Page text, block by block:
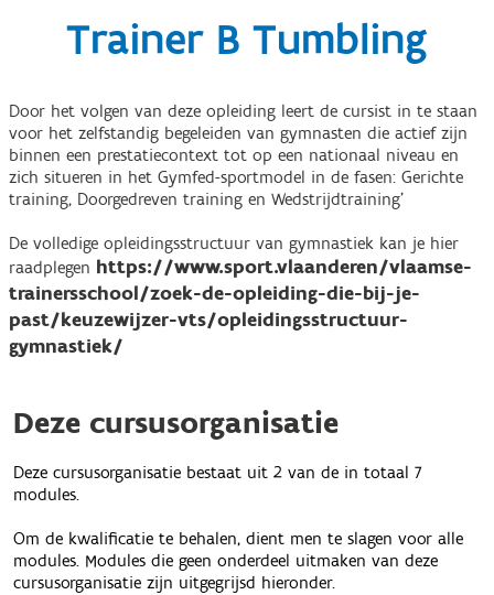
Trainer B Tumbling
Door het volgen van deze opleiding leert de cursist in te staan
voor het zelfstandig begeleiden van gymnasten die actief zijn
binnen een prestatiecontext tot op een nationaal niveau en
zich situeren in het Gymfed-sportmodel in de fasen: Gerichte
training, Doorgedreven training en Wedstrijdtraining'
De volledige opleidingsstructuur van gymnastiek kan je hier
raadplegen https://www.sport.vlaanderen/vlaamse-
trainersschool/zoek-de-opleiding-die-bij-je-
past/keuzewijzer-vts/opleidingsstructuur-
gymnastiek/
Deze cursusorganisatie
Deze cursusorganisatie bestaat uit 2 van de in totaal 7
modules.
Om de kwalificatie te behalen, dient men te slagen voor alle
modules. Modules die geen onderdeel uitmaken van deze
cursusorganisatie zijn uitgegrijsd hieronder.